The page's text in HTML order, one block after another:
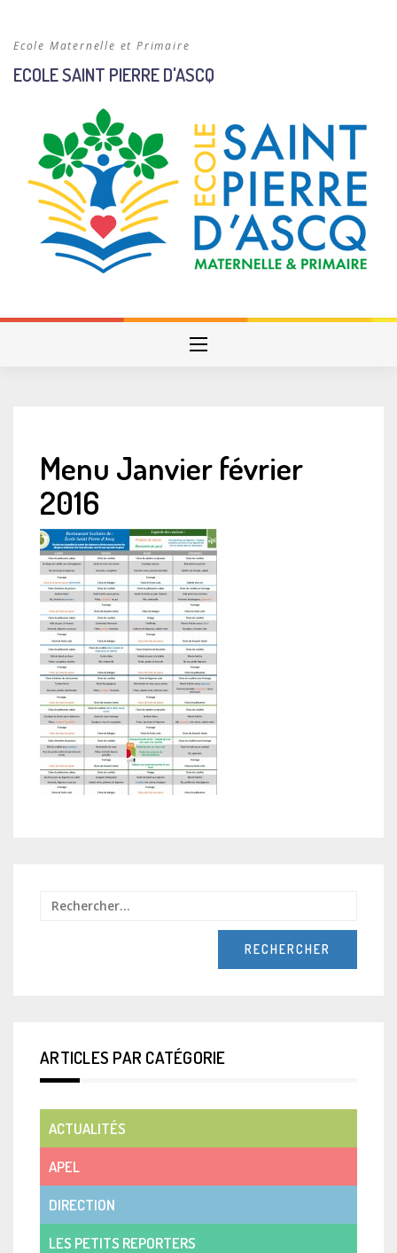
Ecole Maternelle et Primaire
ECOLE SAINT PIERRE D'ASCQ
Menu Janvier février
2016
ARTICLES PAR CATÉGORIE
ACTUALITÉS
APEL
DIRECTION
LES PETITS REPORTERS